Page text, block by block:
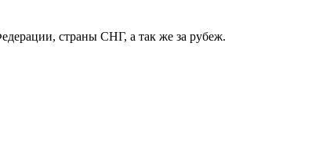
страны СНГ, а так же за рубеж.